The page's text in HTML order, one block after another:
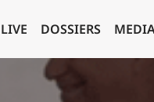
LIVE DOSSIERS